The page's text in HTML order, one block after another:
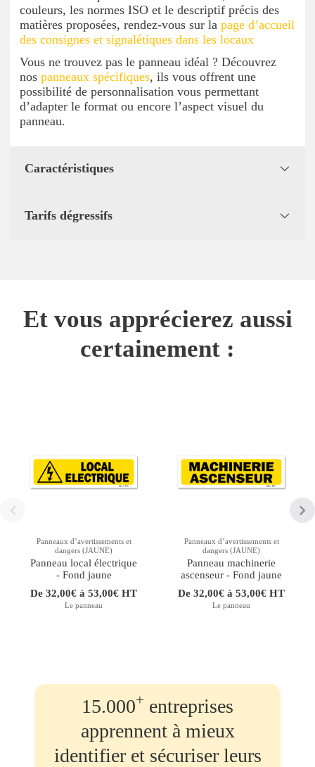
couleurs, les normes ISO et le descriptif précis des
matières proposées, rendez-vous sur la page d’accueil
des consignes et signalétiques dans les locaux
Vous ne trouvez pas le panneau idéal ? Découvrez
nos panneaux spécifiques, ils vous offrent une
possibilité de personnalisation vous permettant
d’adapter le format ou encore l’aspect visuel du
panneau.
Caractéristiques
Tarifs dégressifs
Et vous apprécierez aussi
certainement :
Panneaux d’avertissements et
dangers (JAUNE)
Panneau local électrique
- Fond jaune
De 32,00€ à 53,00€ HT
Le panneau
Panneaux d’avertissements et
dangers (JAUNE)
Panneau machinerie
ascenseur - Fond jaune
De 32,00€ à 53,00€ HT
Le panneau
15.000+ entreprises
apprennent à mieux
identifier et sécuriser leurs